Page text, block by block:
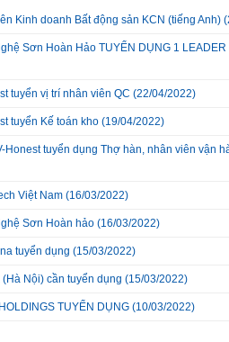
Kinh doanh Bất động sản KCN (tiếng Anh)
Sơn Hoàn Hảo TUYỂN DỤNG 1
tuyển vị trí nhân viên QC (22/04/2022)
tuyển Kế toán kho (19/04/2022)
Honest tuyển dụng Thợ hàn, nhân viên vận
Việt Nam (16/03/2022)
Sơn Hoàn hảo (16/03/2022)
tuyển dụng (15/03/2022)
Nội) cần tuyển dụng (15/03/2022)
TUYỂN DỤNG (10/03/2022)